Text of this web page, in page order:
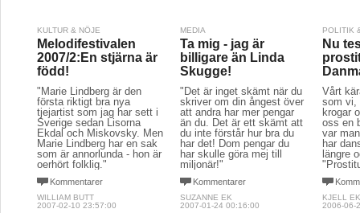
KULTUR & NÖJE
Melodifestivalen
2007/2:En stjärna är
född!
"Marie Lindberg är den
första riktigt bra nya
tjejartist som jag har sett i
Sverige sedan Lisorna
Ekdal och Miskovsky. Men
Marie Lindberg har en sak
som är annorlunda - hon är
oerhört folklig."
Kommentarer
WILLIAM BUTT
2007-02-10 23:57:00
MEDIA
Ta mig - jag är
billigare än Linda
Skugge!
"Det är inget skämt när du
skriver om din ångest över
att andra har mer pengar
än du. Det är ett skämt att
du inte förstår hur bra du
har det! Dom pengar du
har skulle göra mej till
miljonär!"
Kommentarer
SUZANNE EK
2007-01-24 00:16:00
POLITIK
Nu
Vårt
som vi,
krogar
oss en
var
har
längre
KJELL
2006-06-